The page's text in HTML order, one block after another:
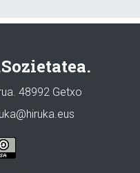
48992 Getxo